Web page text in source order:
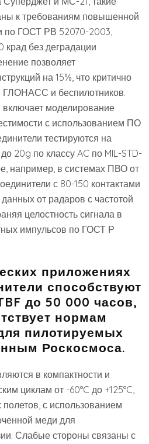
к требованиям повышенной
по ГОСТ РВ 52070-2003,
без деградации
позволяет
на 15%, что критично
ГЛОНАСС и беспилотников.
моделирование
с использованием ПО
тестируются на
20g по классу AC по MIL-STD-
например, в системах ПВО от
с 80-150 контактами
от радаров с частотой
целостность сигнала в
импульсов по ГОСТ Р
приложениях
способствуют
до 50 000 часов,
нормам
пилотируемых
Роскосмоса.
в компактности и
циклам от -60°C до +125°C,
с использованием
меди для
Слабые стороны связаны с